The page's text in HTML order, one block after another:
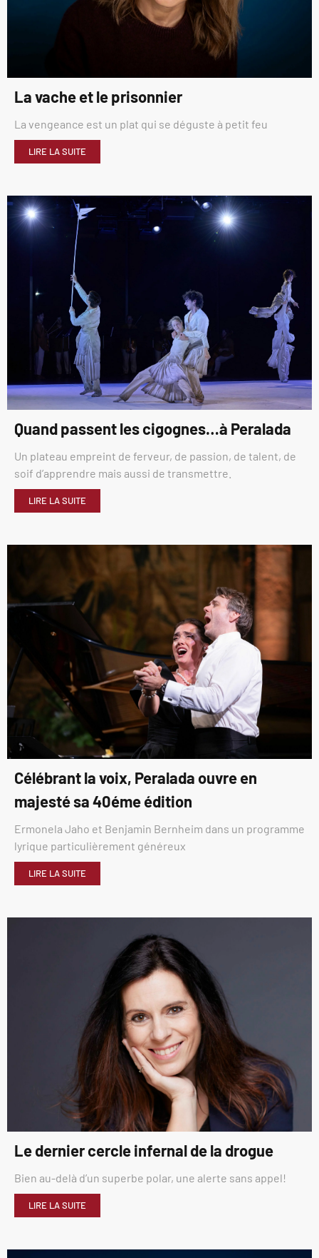
La vache et le prisonnier
La vengeance est un plat qui se déguste à petit feu
LIRE LA SUITE
Quand passent les cigognes…à Peralada
Un plateau empreint de ferveur, de passion, de talent, de
soif d’apprendre mais aussi de transmettre.
LIRE LA SUITE
Célébrant la voix, Peralada ouvre en
majesté sa 40éme édition
Ermonela Jaho et Benjamin Bernheim dans un programme
lyrique particulièrement généreux
LIRE LA SUITE
Le dernier cercle infernal de la drogue
Bien au-delà d’un superbe polar, une alerte sans appel!
LIRE LA SUITE